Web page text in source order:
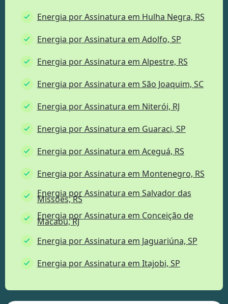
Energia por Assinatura em Hulha Negra, RS
Energia por Assinatura em Adolfo, SP
Energia por Assinatura em Alpestre, RS
Energia por Assinatura em São Joaquim, SC
Energia por Assinatura em Niterói, RJ
Energia por Assinatura em Guaraci, SP
Energia por Assinatura em Aceguá, RS
Energia por Assinatura em Montenegro, RS
Energia por Assinatura em Salvador das
Missões, RS
Energia por Assinatura em Conceição de
Macabu, RJ
Energia por Assinatura em Jaguariúna, SP
Energia por Assinatura em Itajobi, SP